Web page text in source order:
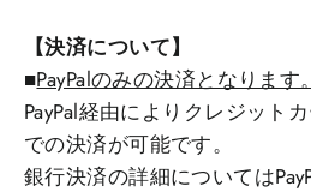
【決済について】
■PayPalのみの決済となります。
PayPal経由によりクレジット
での決済が可能です。
銀行決済の詳細については